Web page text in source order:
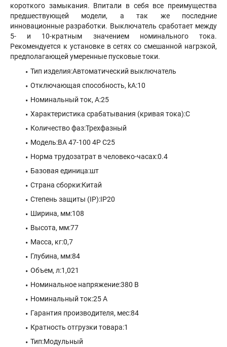
короткого замыкания. Впитали в себя все преимущества
предшествующей модели, а так же последние
инновационные разработки. Выключатель сработает между
5- и 10-кратным значением номинального тока.
Рекомендуется к установке в сетях со смешанной нагрзкой,
предполагающей умеренные пусковые токи.
Тип изделия:Автоматический выключатель
Отключающая способность, kA:10
Номинальный ток, А:25
Характеристика срабатывания (кривая тока):C
Количество фаз:Трехфазный
Модель:ВА 47-100 4P C25
Норма трудозатрат в человеко-часах:0.4
Базовая единица:шт
Страна сборки:Китай
Степень защиты (IP):IP20
Ширина, мм:108
Высота, мм:77
Масса, кг:0,7
Глубина, мм:84
Объем, л:1,021
Номинальное напряжение:380 В
Номинальный ток:25 A
Гарантия производителя, мес:84
Кратность отгрузки товара:1
Тип:Модульный